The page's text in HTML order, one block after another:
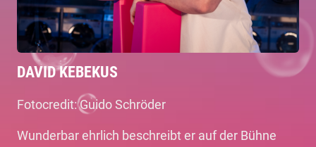
DAVID KEBEKUS
Fotocredit: Guido Schröder
Wunderbar ehrlich beschreibt er auf der Bühne